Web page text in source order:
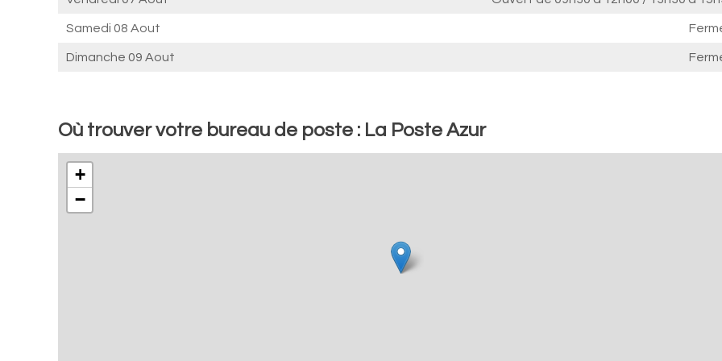
Samedi 08 Aout
Dimanche 09 Aout
Où trouver votre bureau de poste : La Poste Azur
+
−